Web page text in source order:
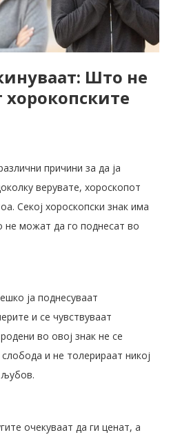
Што не
хорокопските
причини за да ја
верувате, хороскопот
Секој хороскопски знак има
можат да го поднесат во
ја поднесуваат
и се чувствуваат
во овој знак не се
и не толерираат никој
љубов.
очекуваат да ги ценат, а